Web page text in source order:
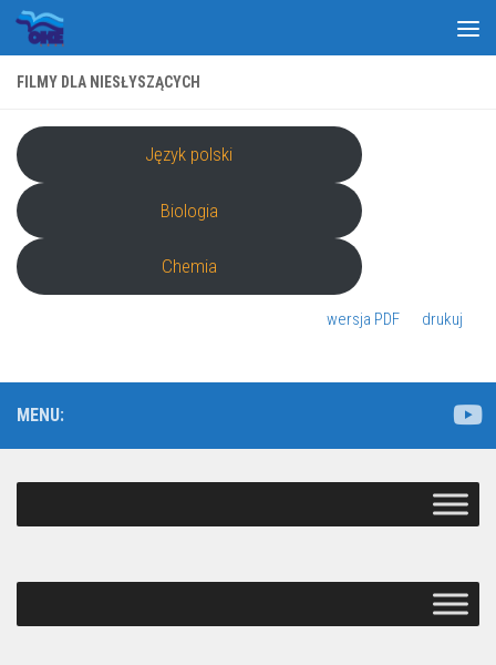
Skip to content
FILMY DLA NIESŁYSZĄCYCH
Język polski
Biologia
Chemia
wersja PDF drukuj
MENU: